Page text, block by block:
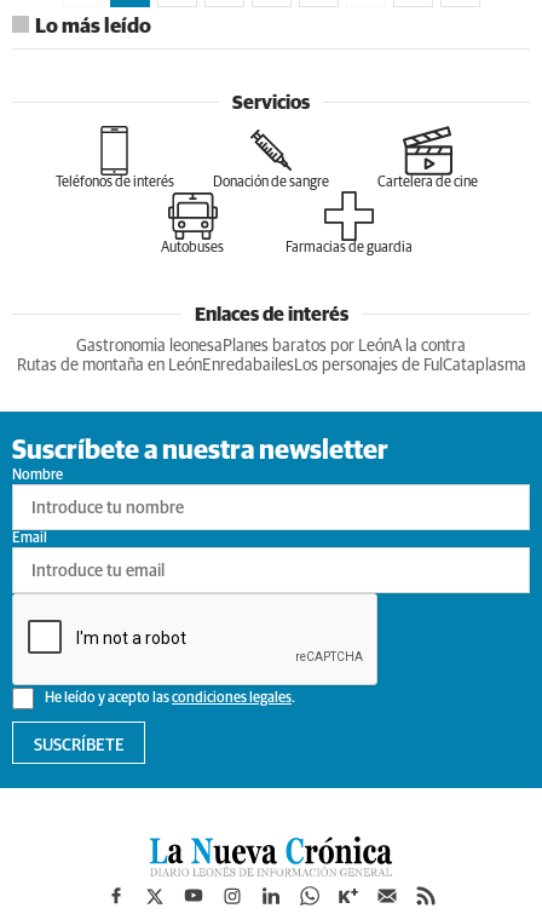
Lo más leído
Servicios
Teléfonos de interés Donación de sangre Cartelera de cine
Autobuses Farmacias de guardia
Enlaces de interés
Gastronomia leonesa Planes baratos por LeónA la contra
Rutas de montaña en LeónEnredabailesLos personajes de Ful Cataplasma
Suscríbete a nuestra newsletter
Nombre
He leído y acepto lascondiciones legales.
Email
SUSCRÍBETE